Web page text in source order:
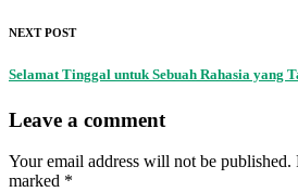
NEXT POST
Selamat Tinggal untuk Sebuah Rahasia yang
Leave a comment
Your email address will not be published.
marked *